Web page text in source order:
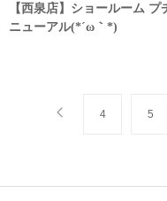
【西泉店】ショールーム プ
ニューアル(*´ω｀*)
4 5